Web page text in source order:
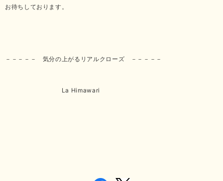
お待ちしております。
－－－－－ 気分の上がるリアルクローズ －－－－－
La Himawari